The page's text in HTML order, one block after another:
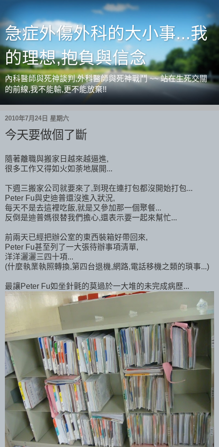
急症外傷外科的大小事...我
的理想,抱負與信念
內科醫師與死神談判,外科醫師與死神戰鬥 ~~ 站在生死交關
的前線,我不能輸,更不能放棄!!
2010年7月24日 星期六
今天要做個了斷
隨著離職與搬家日越來越逼進,
很多工作又得如火如荼地展開...
下週三搬家公司就要來了,到現在連打包都沒開始打包...
Peter Fu與史迪普還沒進入狀況,
每天不是去這裡吃飯,就是又參加那一個聚餐...
反倒是迪普媽很替我們擔心,還表示要一起來幫忙...
前兩天已經把辦公室的東西裝箱好帶回來,
Peter Fu甚至列了一大張待辦事項清單,
洋洋灑灑三四十項...
(什麼執業執照轉換,第四台退機,網路,電話移機之類的瑣事...)
最讓Peter Fu如坐針氈的莫過於一大堆的未完成病歷...